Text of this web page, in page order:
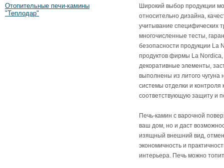
Отопительные печи-камины
"Теплодар"
Широкий выбор продукции
относительно дизайна,
учитывание специфических
многочисленные тесты,
безопасности продукции La
продуктов фирмы La Nordica,
декоративные элементы,
выполнены из литого
системы отделки и контроля
соответствующую защиту и
Печь-камин с варочной
ваш дом, но и даст
изящный внешний вид,
экономичность и
интерьера. Печь можно